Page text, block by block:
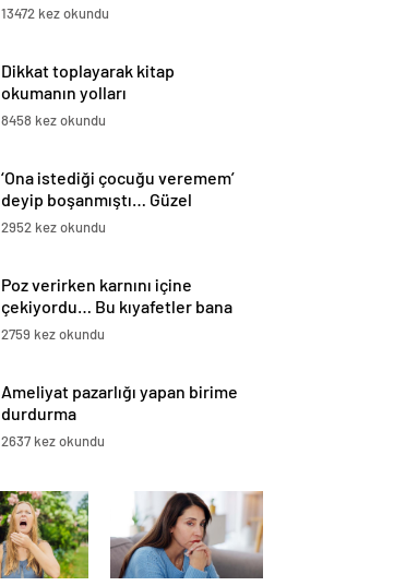
13472 kez okundu
Dikkat toplayarak kitap
okumanın yolları
8458 kez okundu
‘Ona istediği çocuğu veremem’
deyip boşanmıştı… Güzel
yıldızdan yeni evlilik açıklaması:
2952 kez okundu
Poz verirken karnını içine
çekiyordu… Bu kıyafetler bana
yakışmıyor… Çıplak gezsem
2759 kez okundu
Ameliyat pazarlığı yapan birime
durdurma
2637 kez okundu